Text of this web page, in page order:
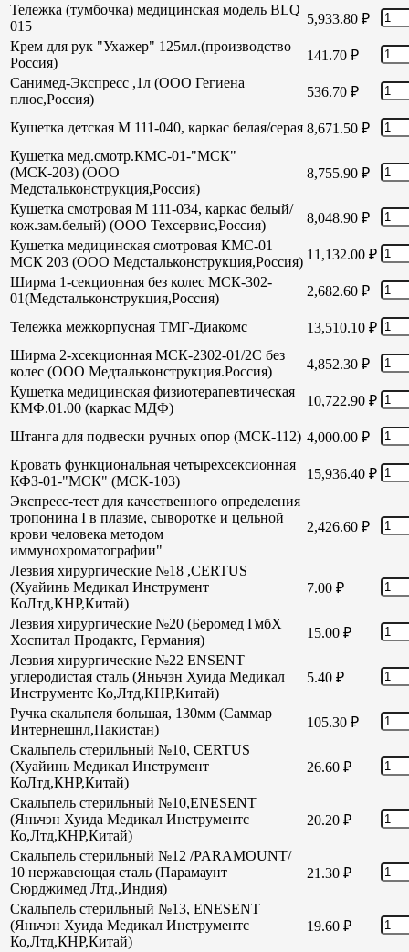
Тележка (тумбочка) медицинская модель BLQ
015
5,933.80 ₽
Крем для рук "Ухажер" 125мл.(производство
Россия)
141.70 ₽
Санимед-Экспресс ,1л (ООО Гегиена
плюс,Россия)
536.70 ₽
Кушетка детская М 111-040, каркас белая/серая 8,671.50 ₽
Кушетка мед.смотр.КМС-01-"МСК"
(МСК-203) (ООО
Медстальконструкция,Россия)
8,755.90 ₽
Кушетка смотровая М 111-034, каркас белый/
кож.зам.белый) (ООО Техсервис,Россия)
8,048.90 ₽
Кушетка медицинская смотровая КМС-01
МСК 203 (ООО Медстальконструкция,Россия) 11,132.00 ₽
Ширма 1-секционная без колес МСК-302-
01(Медстальконструкция,Россия)
2,682.60 ₽
Тележка межкорпусная ТМГ-Диакомс 13,510.10 ₽
Ширма 2-хсекционная МСК-2302-01/2С без
колес (ООО Медтальконструкция.Россия)
4,852.30 ₽
Кушетка медицинская физиотерапевтическая
КМФ.01.00 (каркас МДФ)
10,722.90 ₽
Штанга для подвески ручных опор (МСК-112) 4,000.00 ₽
Кровать функциональная четырехсексионная
КФЗ-01-"МСК" (МСК-103)
15,936.40 ₽
Экспресс-тест для качественного определения
тропонина I в плазме, сыворотке и цельной
крови человека методом
иммунохроматографии"
2,426.60 ₽
Лезвия хирургические №18 ,CERTUS
(Хуайинь Медикал Инструмент
КоЛтд,КНР,Китай)
7.00 ₽
Лезвия хирургические №20 (Беромед ГмбХ
Хоспитал Продактс, Германия)
15.00 ₽
Лезвия хирургические №22 ENSENT
углеродистая сталь (Яньчэн Хуида Медикал
Инструментс Ко,Лтд,КНР,Китай)
5.40 ₽
Ручка скальпеля большая, 130мм (Саммар
Интернешнл,Пакистан)
105.30 ₽
Скальпель стерильный №10, CERTUS
(Хуайинь Медикал Инструмент
КоЛтд,КНР,Китай)
26.60 ₽
Скальпель стерильный №10,ENESENT
(Яньчэн Хуида Медикал Инструментс
Ко,Лтд,КНР,Китай)
20.20 ₽
Скальпель стерильный №12 /PARAMOUNT/
10 нержавеющая сталь (Парамаунт
Сюрджимед Лтд.,Индия)
21.30 ₽
Скальпель стерильный №13, ENESENT
(Яньчэн Хуида Медикал Инструментс
Ко,Лтд,КНР,Китай)
19.60 ₽